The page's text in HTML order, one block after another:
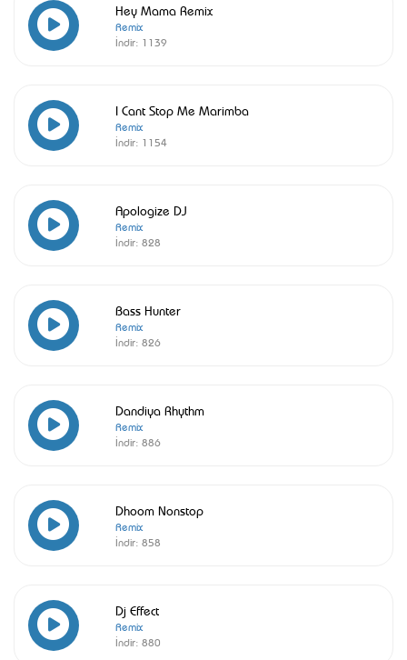
Hey Mama Remix
Remix
İndir: 1139
I Cant Stop Me Marimba
Remix
İndir: 1154
Apologize DJ
Remix
İndir: 828
Bass Hunter
Remix
İndir: 826
Dandiya Rhythm
Remix
İndir: 886
Dhoom Nonstop
Remix
İndir: 858
Dj Effect
Remix
İndir: 880